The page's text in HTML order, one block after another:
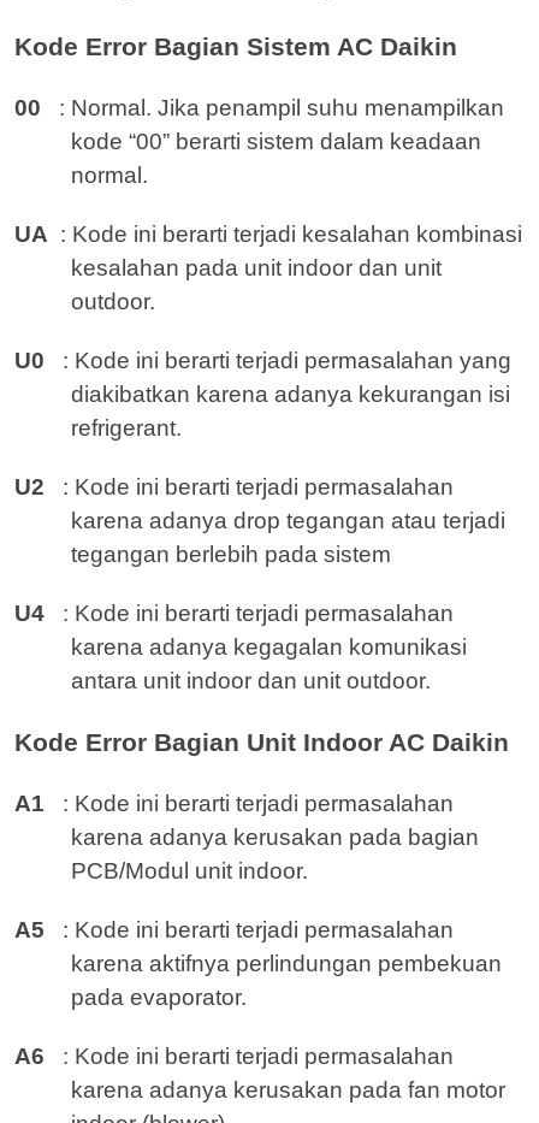
Kode Error Bagian Sistem AC Daikin
00
: Normal. Jika penampil suhu menampilkan
kode “00” berarti sistem dalam keadaan
normal.
UA : Kode ini berarti terjadi kesalahan kombinasi
kesalahan pada unit indoor dan unit
outdoor.
U0
: Kode ini berarti terjadi permasalahan yang
diakibatkan karena adanya kekurangan isi
refrigerant.
U2
: Kode ini berarti terjadi permasalahan
karena adanya drop tegangan atau terjadi
tegangan berlebih pada sistem
U4
: Kode ini berarti terjadi permasalahan
karena adanya kegagalan komunikasi
antara unit indoor dan unit outdoor.
Kode Error Bagian Unit Indoor AC Daikin
A1
: Kode ini berarti terjadi permasalahan
karena adanya kerusakan pada bagian
PCB/Modul unit indoor.
A5
: Kode ini berarti terjadi permasalahan
karena aktifnya perlindungan pembekuan
pada evaporator.
A6
: Kode ini berarti terjadi permasalahan
karena adanya kerusakan pada fan motor